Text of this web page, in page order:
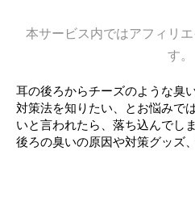
本サービス内ではアフィリ
す。
耳の後ろからチーズのような臭
対策法を知りたい、とお悩みで
いと言われたら、落ち込んでし
後ろの臭いの原因や対策グッズ